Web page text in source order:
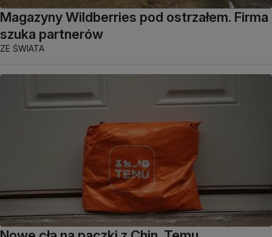
Magazyny Wildberries pod ostrzałem. Firma
szuka partnerów
ZE ŚWIATA